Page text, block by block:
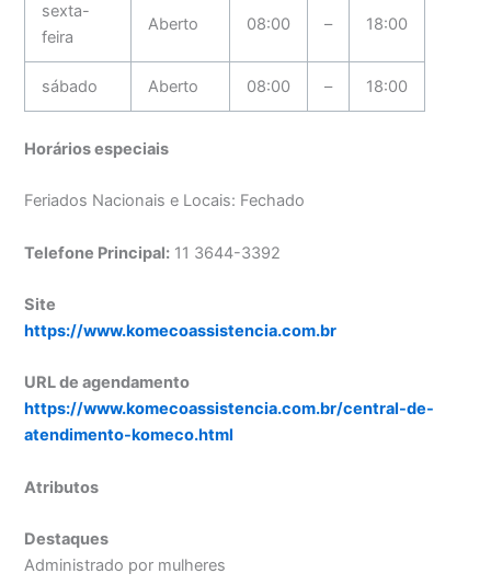
sexta-
feira
Aberto 08:00 – 18:00
sábado Aberto 08:00 – 18:00
Horários especiais
Feriados Nacionais e Locais: Fechado
Telefone Principal: 11 3644-3392
Site
https://www.komecoassistencia.com.br
URL de agendamento
https://www.komecoassistencia.com.br/central-de-
atendimento-komeco.html
Atributos
Destaques
Administrado por mulheres